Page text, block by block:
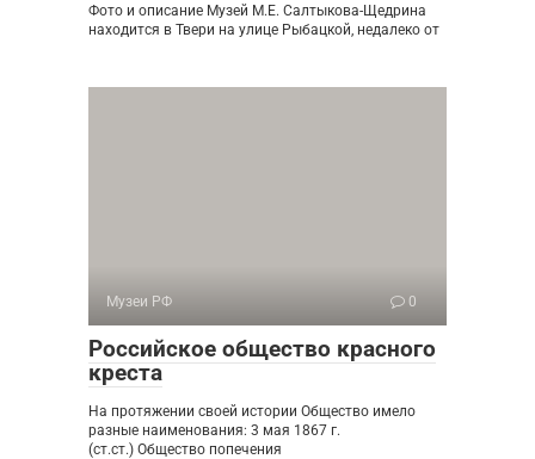
Фото и описание Музей М.Е. Салтыкова-Щедрина
находится в Твери на улице Рыбацкой, недалеко от
Музеи РФ 0
Российское общество красного
креста
На протяжении своей истории Общество имело
разные наименования: 3 мая 1867 г.
(ст.ст.) Общество попечения